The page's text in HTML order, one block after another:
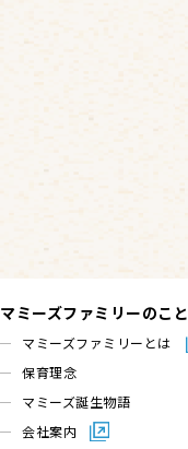
マミーズファミリーのこと
マミーズファミリーとは
保育理念
マミーズ誕生物語
会社案内